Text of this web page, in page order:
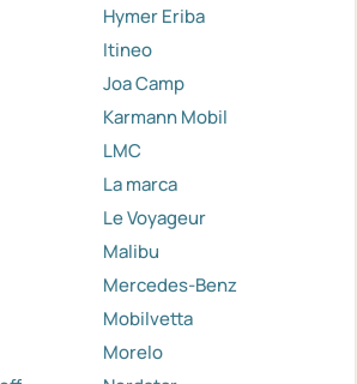
Hymer Eriba
Itineo
Joa Camp
Karmann Mobil
LMC
La marca
Le Voyageur
Malibu
Mercedes-Benz
Mobilvetta
Morelo